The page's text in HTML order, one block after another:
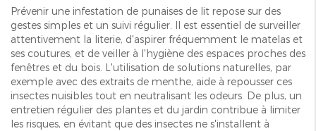
Prévenir une infestation de punaises de lit repose sur des
gestes simples et un suivi régulier. Il est essentiel de surveiller
attentivement la literie, d'aspirer fréquemment le matelas et
ses coutures, et de veiller à l'hygiène des espaces proches des
fenêtres et du bois. L'utilisation de solutions naturelles, par
exemple avec des extraits de menthe, aide à repousser ces
insectes nuisibles tout en neutralisant les odeurs. De plus, un
entretien régulier des plantes et du jardin contribue à limiter
les risques, en évitant que des insectes ne s'installent à